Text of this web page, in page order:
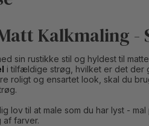
Kalkmaling
sin rustikke stil og hyldest til
i tilfældige strøg, hvilket er det der
roligt og ensartet look, skal du
lov til at male som du har lyst -
af farver.